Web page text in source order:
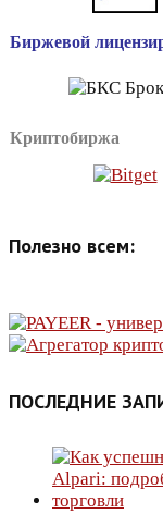
Биржевой
Криптобиржа
Полезно всем:
ПОСЛЕДНИЕ